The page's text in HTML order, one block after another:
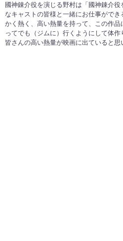
國神錬介役を演じる野村は「國神錬介
なキャストの皆様と一緒にお仕事がで
かく熱く、高い熱量を持って、この作
ってでも（ジムに）行くようにして体
皆さんの高い熱量が映画に出ていると